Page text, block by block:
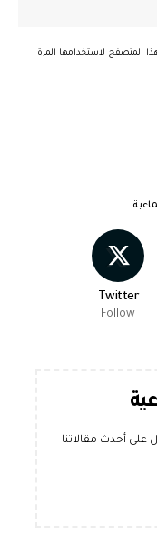
المتصفح لاستخدامها المرة
Twitter
Follow
على أحدث مقالاتنا